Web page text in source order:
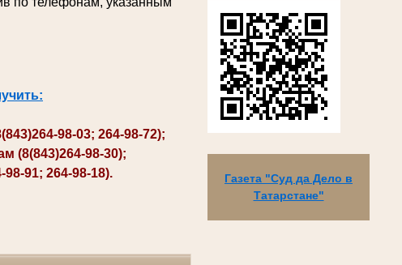
Газета "Суд да Дело в
Татарстане"
98-03; 264-98-72);
(8(843)264-98-30);
91; 264-98-18).